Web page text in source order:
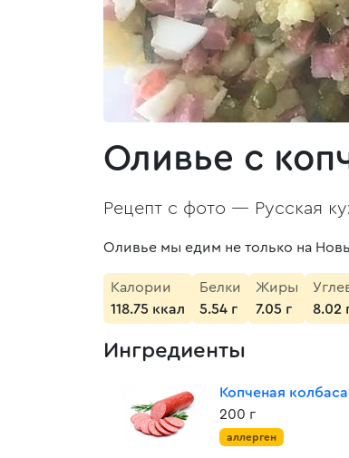
Оливье с
Рецепт с фото — Русская
Оливье мы едим не только на
Калории
118.75 ккал
Белки
5.54 г
Жиры
7.05 г
8.02
Ингредиенты
Копченая колбаса
200 г
аллерген